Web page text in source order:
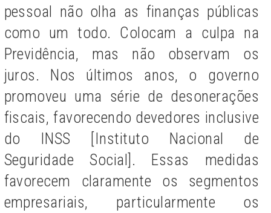
pessoal não olha as finanças públicas
como um todo. Colocam a culpa na
Previdência, mas não observam os
juros. Nos últimos anos, o governo
promoveu uma série de desonerações
fiscais, favorecendo devedores inclusive
do INSS [Instituto Nacional de
Seguridade Social]. Essas medidas
favorecem claramente os segmentos
empresariais, particularmente os